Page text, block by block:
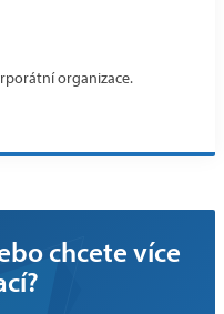
organizace.
chcete více